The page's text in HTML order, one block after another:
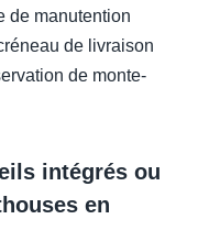
de manutention
de livraison
de monte-
intégrés ou
en